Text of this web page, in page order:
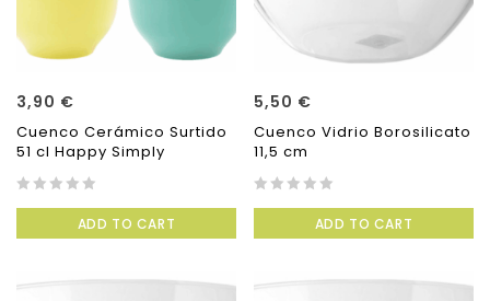
3,90 €
Cuenco Cerámico Surtido
51 cl Happy Simply
of
ADD TO CART
5,50 €
Cuenco Vidrio Borosilicato
11,5 cm
of
ADD TO CART